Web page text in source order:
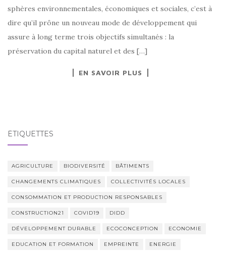
sphères environnementales, économiques et sociales, c’est à
dire qu’il prône un nouveau mode de développement qui
assure à long terme trois objectifs simultanés : la
préservation du capital naturel et des […]
EN SAVOIR PLUS
ÉTIQUETTES
AGRICULTURE BIODIVERSITÉ BÂTIMENTS
CHANGEMENTS CLIMATIQUES COLLECTIVITÉS LOCALES
CONSOMMATION ET PRODUCTION RESPONSABLES
CONSTRUCTION21 COVID19 DIDD
DÉVELOPPEMENT DURABLE ECOCONCEPTION ECONOMIE
EDUCATION ET FORMATION EMPREINTE ENERGIE